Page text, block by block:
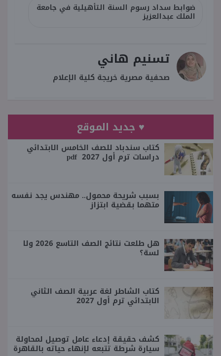
ضوابط سداد رسوم السنة التأهيلية في جامعة
الملك عبدالعزيز
تسنيم هاني
صحفية مصرية خريجة كلية الإعلام
♥ جديد الموقع
كتاب سندباد للصف الخامس الابتدائي
دراسات ترم أول 2027 pdf
بسبب شريحة محمول.. مهندس يجد نفسه
متهما بقضية ابتزاز
هل طلعت نتائج الصف التاسع 2026 ولا
لسة؟
كتاب الشاطر لغة عربية الصف الثاني
الابتدائي ترم أول 2027
كشف حقيقة إدعاء عامل توصيل لمحاولة
سيارة شرطة تتبعه لإنهاء حياته بالقاهرة